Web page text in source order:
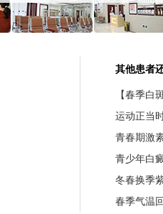
其他患者
【春季白
运动正当
青春期激
青少年白
冬春换季
春季气温